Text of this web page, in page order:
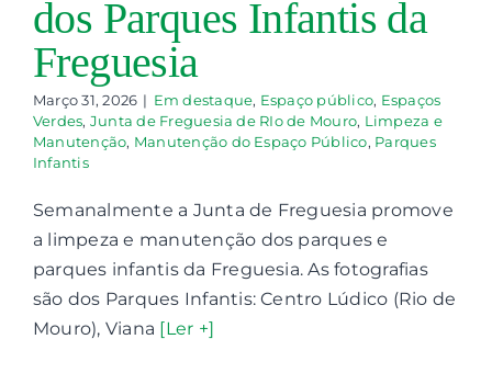
Associações
dos Parques Infantis da
Freguesia
Março 31, 2026 | Em destaque, Espaço público, Espaços
Verdes, Junta de Freguesia de RIo de Mouro, Limpeza e
Manutenção, Manutenção do Espaço Público, Parques
Infantis
Semanalmente a Junta de Freguesia promove
a limpeza e manutenção dos parques e
parques infantis da Freguesia. As fotografias
são dos Parques Infantis: Centro Lúdico (Rio de
Mouro), Viana [Ler +]